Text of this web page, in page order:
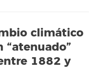
climático
“atenuado”
1882 y